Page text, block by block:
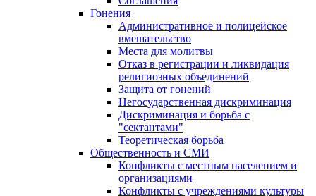
Гонения
Административное и полицейское
вмешательство
Места для молитвы
Отказ в регистрации и ликвидация
религиозных объединений
Защита от гонений
Негосударственная дискриминация
Дискриминация и борьба с
"сектантами"
Теоретическая борьба
Общественность и СМИ
Конфликты с местным населением и
организациями
Конфликты с учреждениями культуры